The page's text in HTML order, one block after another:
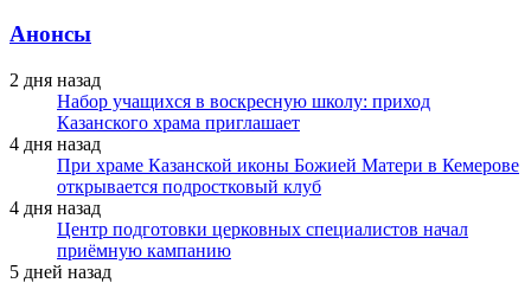
Анонсы
2 дня назад
Набор учащихся в воскресную школу: приход
Казанского храма приглашает
4 дня назад
При храме Казанской иконы Божией Матери в Кемерове
открывается подростковый клуб
4 дня назад
Центр подготовки церковных специалистов начал
приёмную кампанию
5 дней назад